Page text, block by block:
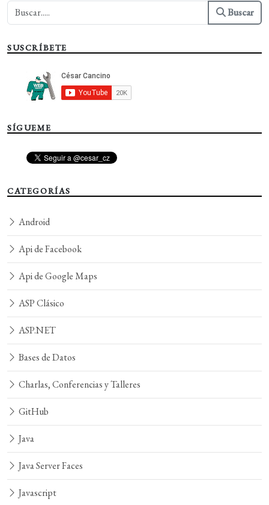
Buscar
SUSCRÍBETE
SÍGUEME
CATEGORÍAS
Android
Api de Facebook
Api de Google Maps
ASP Clásico
ASP.NET
Bases de Datos
Charlas, Conferencias y Talleres
GitHub
Java
Java Server Faces
Javascript